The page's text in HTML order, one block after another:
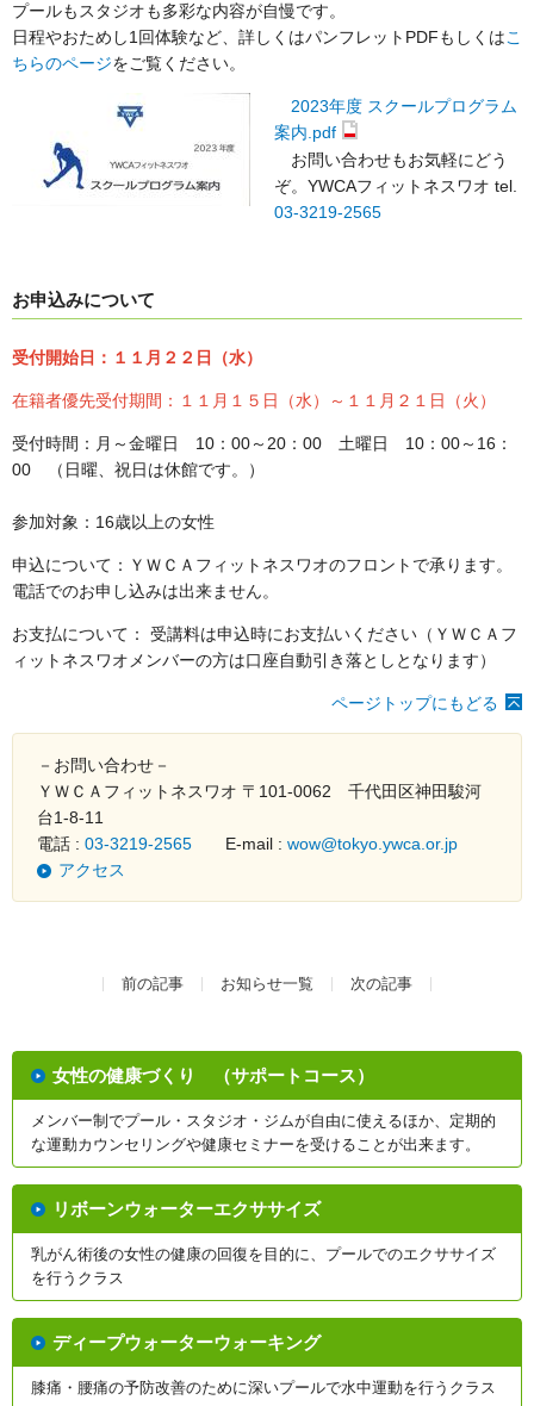
プールもスタジオも多彩な内容が自慢です。
日程やおためし1回体験など、詳しくはパンフレットPDFもしくはこ
ちらのページをご覧ください。
2023年度 スクールプログラム
案内.pdf
お問い合わせもお気軽にどう
ぞ。YWCAフィットネスワオ tel.
03-3219-2565
お申込みについて
受付開始日：１１月２２日（水）
在籍者優先受付期間：１１月１５日（水）～１１月２１日（火）
受付時間：月～金曜日 10：00～20：00 土曜日 10：00～16：
00 （日曜、祝日は休館です。）
参加対象：16歳以上の女性
申込について：ＹＷＣＡフィットネスワオのフロントで承ります。
電話でのお申し込みは出来ません。
お支払について： 受講料は申込時にお支払いください（ＹＷＣＡフ
ィットネスワオメンバーの方は口座自動引き落としとなります）
ページトップにもどる
－お問い合わせ－
ＹＷＣＡフィットネスワオ 〒101-0062 千代田区神田駿河
台1-8-11
電話 : 03-3219-2565 E-mail : wow@tokyo.ywca.or.jp
アクセス
前の記事 お知らせ一覧 次の記事
女性の健康づくり （サポートコース）
メンバー制でプール・スタジオ・ジムが自由に使えるほか、定期的
な運動カウンセリングや健康セミナーを受けることが出来ます。
リボーンウォーターエクササイズ
乳がん術後の女性の健康の回復を目的に、プールでのエクササイズ
を行うクラス
ディープウォーターウォーキング
膝痛・腰痛の予防改善のために深いプールで水中運動を行うクラス